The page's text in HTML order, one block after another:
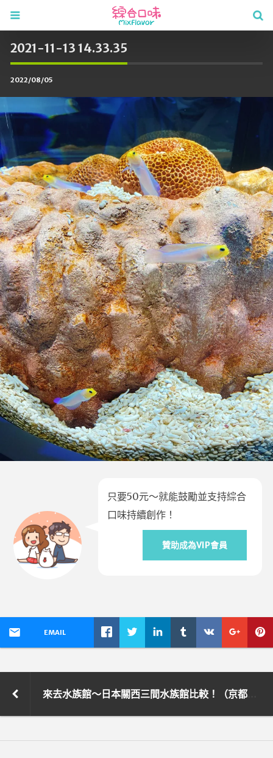
2021-11-13 14.33.35
2022/08/05
只要50元～就能鼓勵並支持綜合
口味持續創作！
贊助成為VIP會員
EMAIL